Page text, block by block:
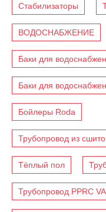
Стабилизаторы
ВОДОСНАБЖЕНИЕ
Баки для
Баки для
Бойлеры Roda
Трубопровод из
Тёплый пол
Трубопровод PPRC